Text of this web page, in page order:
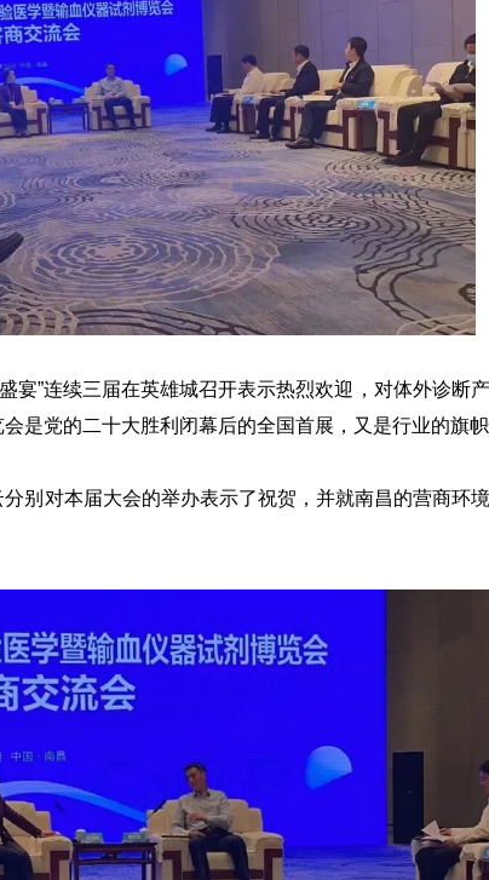
宴”连续三届在英雄城召开表示热烈欢迎，对体外诊
是党的二十大胜利闭幕后的全国首展，又是行业的旗
别对本届大会的举办表示了祝贺，并就南昌的营商环